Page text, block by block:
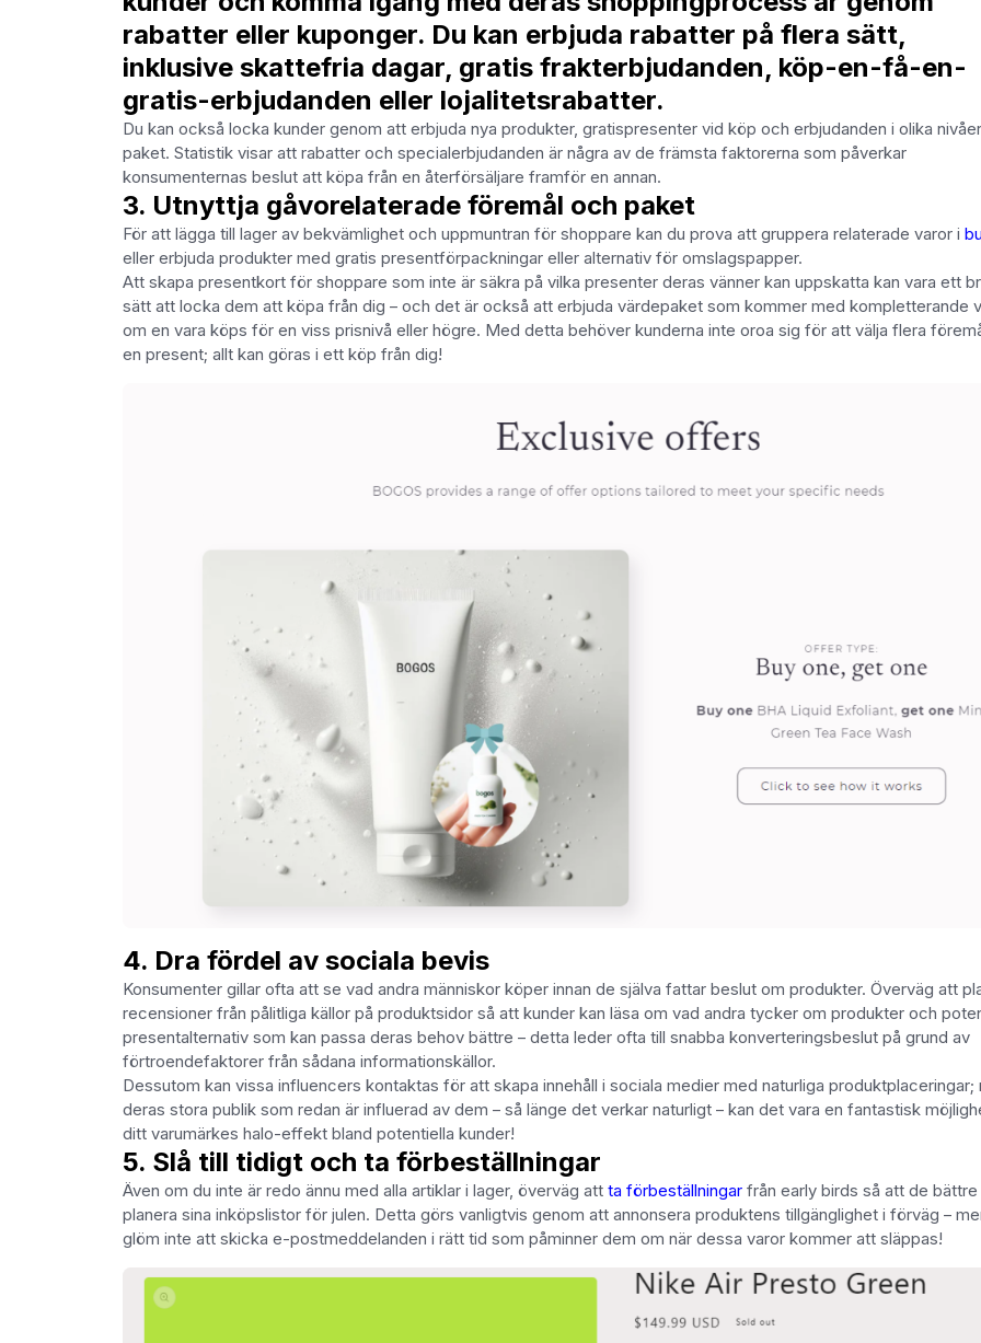
rabatter eller kuponger. Du kan erbjuda rabatter på flera sätt,
inklusive skattefria dagar, gratis frakterbjudanden, köp-en-få-en-
gratis-erbjudanden eller lojalitetsrabatter.
Du kan också locka kunder genom att erbjuda nya produkter, gratispresenter vid köp och erbjudanden i olika
paket. Statistik visar att rabatter och specialerbjudanden är några av de främsta faktorerna som påverkar
konsumenternas beslut att köpa från en återförsäljare framför en annan.
3. Utnyttja gåvorelaterade föremål och paket
För att lägga till lager av bekvämlighet och uppmuntran för shoppare kan du prova att gruppera relaterade varor i
eller erbjuda produkter med gratis presentförpackningar eller alternativ för omslagspapper.
Att skapa presentkort för shoppare som inte är säkra på vilka presenter deras vänner kan uppskatta kan vara ett
sätt att locka dem att köpa från dig – och det är också att erbjuda värdepaket som kommer med kompletterande
om en vara köps för en viss prisnivå eller högre. Med detta behöver kunderna inte oroa sig för att välja flera
en present; allt kan göras i ett köp från dig!
4. Dra fördel av sociala bevis
Konsumenter gillar ofta att se vad andra människor köper innan de själva fattar beslut om produkter. Överväg att
recensioner från pålitliga källor på produktsidor så att kunder kan läsa om vad andra tycker om produkter och
presentalternativ som kan passa deras behov bättre – detta leder ofta till snabba konverteringsbeslut på grund av
förtroendefaktorer från sådana informationskällor.
Dessutom kan vissa influencers kontaktas för att skapa innehåll i sociala medier med naturliga produktplaceringar;
deras stora publik som redan är influerad av dem – så länge det verkar naturligt – kan det vara en fantastisk
ditt varumärkes halo-effekt bland potentiella kunder!
5. Slå till tidigt och ta förbeställningar
Även om du inte är redo ännu med alla artiklar i lager, överväg att ta förbeställningarfrån early birds så att de bättre
planera sina inköpslistor för julen. Detta görs vanligtvis genom att annonsera produktens tillgänglighet i förväg –
glöm inte att skicka e-postmeddelanden i rätt tid som påminner dem om när dessa varor kommer att släppas!